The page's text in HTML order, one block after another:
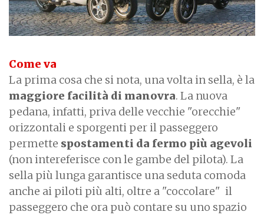
Come va
La prima cosa che si nota, una volta in sella, è la
maggiore facilità di manovra. La nuova
pedana, infatti, priva delle vecchie "orecchie"
orizzontali e sporgenti per il passeggero
permette spostamenti da fermo più agevoli
(non intereferisce con le gambe del pilota). La
sella più lunga garantisce una seduta comoda
anche ai piloti più alti, oltre a "coccolare" il
passeggero che ora può contare su uno spazio